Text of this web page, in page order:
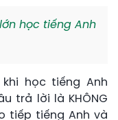
học tiếng Anh
học tiếng Anh
trả lời là KHÔNG
tiếp tiếng Anh và